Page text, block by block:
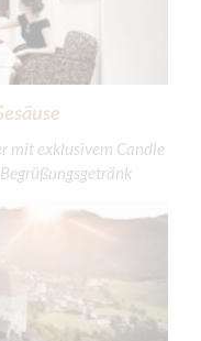
mit exklusivem Candle